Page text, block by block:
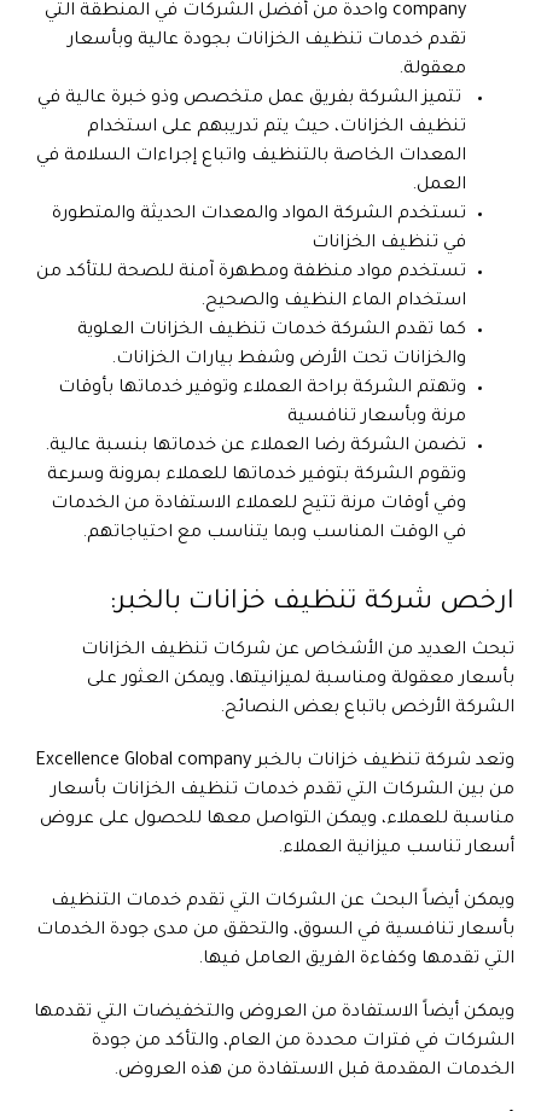
company واحدة من أفضل الشركات في المنطقة التي
تقدم خدمات تنظيف الخزانات بجودة عالية وبأسعار
معقولة.
تتميز الشركة بفريق عمل متخصص وذو خبرة عالية في
تنظيف الخزانات، حيث يتم تدريبهم على استخدام
المعدات الخاصة بالتنظيف واتباع إجراءات السلامة في
العمل.
تستخدم الشركة المواد والمعدات الحديثة والمتطورة
في تنظيف الخزانات
تستخدم مواد منظفة ومطهرة آمنة للصحة للتأكد من
استخدام الماء النظيف والصحيح.
كما تقدم الشركة خدمات تنظيف الخزانات العلوية
والخزانات تحت الأرض وشفط بيارات الخزانات.
وتهتم الشركة براحة العملاء وتوفير خدماتها بأوقات
مرنة وبأسعار تنافسية
تضمن الشركة رضا العملاء عن خدماتها بنسبة عالية.
وتقوم الشركة بتوفير خدماتها للعملاء بمرونة وسرعة
وفي أوقات مرنة تتيح للعملاء الاستفادة من الخدمات
في الوقت المناسب وبما يتناسب مع احتياجاتهم.
ارخص شركة تنظيف خزانات بالخبر:
تبحث العديد من الأشخاص عن شركات تنظيف الخزانات
بأسعار معقولة ومناسبة لميزانيتها، ويمكن العثور على
الشركة الأرخص باتباع بعض النصائح.
وتعد شركة تنظيف خزانات بالخبر Excellence Global company
من بين الشركات التي تقدم خدمات تنظيف الخزانات بأسعار
مناسبة للعملاء، ويمكن التواصل معها للحصول على عروض
أسعار تناسب ميزانية العملاء.
ويمكن أيضاً البحث عن الشركات التي تقدم خدمات التنظيف
بأسعار تنافسية في السوق، والتحقق من مدى جودة الخدمات
التي تقدمها وكفاءة الفريق العامل فيها.
ويمكن أيضاً الاستفادة من العروض والتخفيضات التي تقدمها
الشركات في فترات محددة من العام، والتأكد من جودة
الخدمات المقدمة قبل الاستفادة من هذه العروض.